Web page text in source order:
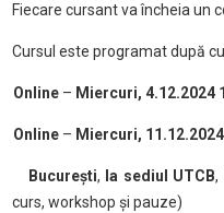
Fiecare cursant va încheia un
Cursul este programat după
Online– Miercuri, 4.12.2024
Online– Miercuri,
București, la sediul UTCB,
curs, workshop și pauze)